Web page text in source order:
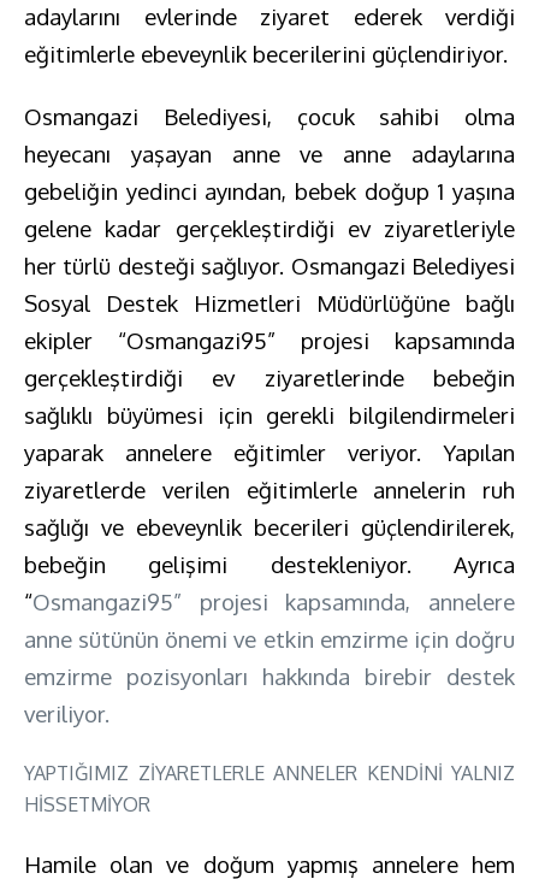
adaylarını evlerinde ziyaret ederek verdiği
eğitimlerle ebeveynlik becerilerini güçlendiriyor.
Osmangazi Belediyesi, çocuk sahibi olma
heyecanı yaşayan anne ve anne adaylarına
gebeliğin yedinci ayından, bebek doğup 1 yaşına
gelene kadar gerçekleştirdiği ev ziyaretleriyle
her türlü desteği sağlıyor. Osmangazi Belediyesi
Sosyal Destek Hizmetleri Müdürlüğüne bağlı
ekipler “Osmangazi95” projesi kapsamında
gerçekleştirdiği ev ziyaretlerinde bebeğin
sağlıklı büyümesi için gerekli bilgilendirmeleri
yaparak annelere eğitimler veriyor. Yapılan
ziyaretlerde verilen eğitimlerle annelerin ruh
sağlığı ve ebeveynlik becerileri güçlendirilerek,
bebeğin gelişimi destekleniyor. Ayrıca
“Osmangazi95” projesi kapsamında, annelere
anne sütünün önemi ve etkin emzirme için doğru
emzirme pozisyonları hakkında birebir destek
veriliyor.
YAPTIĞIMIZ ZİYARETLERLE ANNELER KENDİNİ YALNIZ
HİSSETMİYOR
Hamile olan ve doğum yapmış annelere hem